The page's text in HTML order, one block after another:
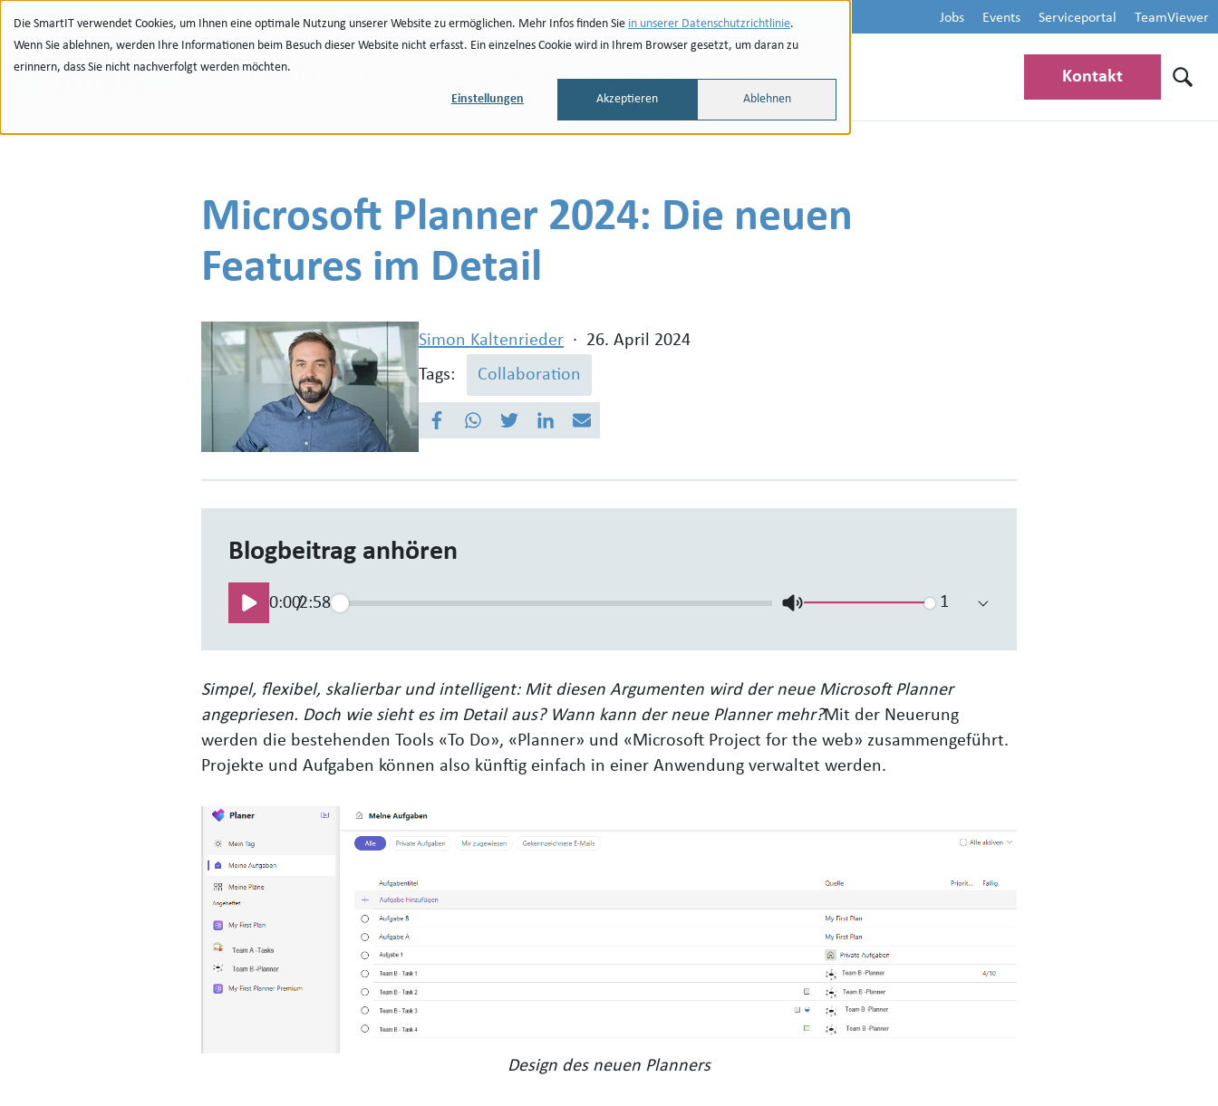
Die SmartIT verwendet Cookies, um Ihnen eine optimale Nutzung unserer Website zu ermöglichen. Mehr Infos finden Sie in unserer Datenschutzrichtlinie.
Wenn Sie ablehnen, werden Ihre Informationen beim Besuch dieser Website nicht erfasst. Ein einzelnes Cookie wird in Ihrem Browser gesetzt, um daran zu
erinnern, dass Sie nicht nachverfolgt werden möchten.
Einstellungen Akzeptieren Ablehnen
Portfolio Unternehmen Blog
Jobs Events Serviceportal TeamViewer
Kontakt
Microsoft Planner 2024: Die neuen
Features im Detail
Simon Kaltenrieder · 26. April 2024
Tags:
Collaboration
Blogbeitrag anhören
0:00/2:58
Wiedergabegeschwindigkeit
Simpel, flexibel, skalierbar und intelligent: Mit diesen Argumenten wird der neue Microsoft Planner
angepriesen. Doch wie sieht es im Detail aus? Wann kann der neue Planner mehr?Mit der Neuerung
werden die bestehenden Tools «To Do», «Planner» und «Microsoft Project for the web» zusammengeführt.
Projekte und Aufgaben können also künftig einfach in einer Anwendung verwaltet werden.
Design des neuen Planners